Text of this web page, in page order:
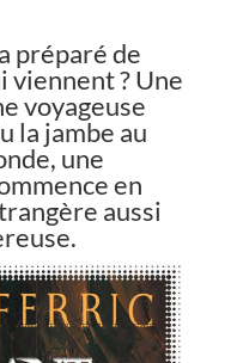
préparé de
viennent ? Une
voyageuse
la jambe au
une
en
aussi